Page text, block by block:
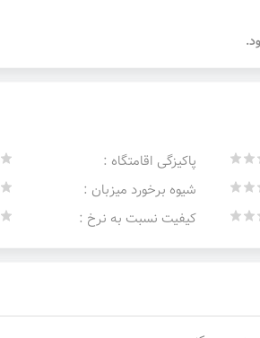
پاکیزگی اقامتگاه :
شیوه برخورد میزبان :
کیفیت نسبت به نرخ :